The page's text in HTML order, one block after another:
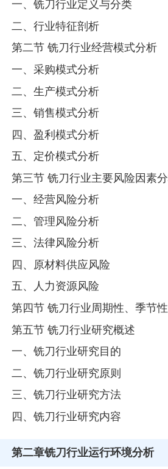
一、铣刀行业定义与分类
二、行业特征剖析
第二节 铣刀行业经营模式分析
一、采购模式分析
二、生产模式分析
三、销售模式分析
四、盈利模式分析
五、定价模式分析
第三节 铣刀行业主要风险因素
一、经营风险分析
二、管理风险分析
三、法律风险分析
四、原材料供应风险
五、人力资源风险
第四节 铣刀行业周期性、季节
第五节 铣刀行业研究概述
一、铣刀行业研究目的
二、铣刀行业研究原则
三、铣刀行业研究方法
四、铣刀行业研究内容
第二章铣刀行业运行环境分析